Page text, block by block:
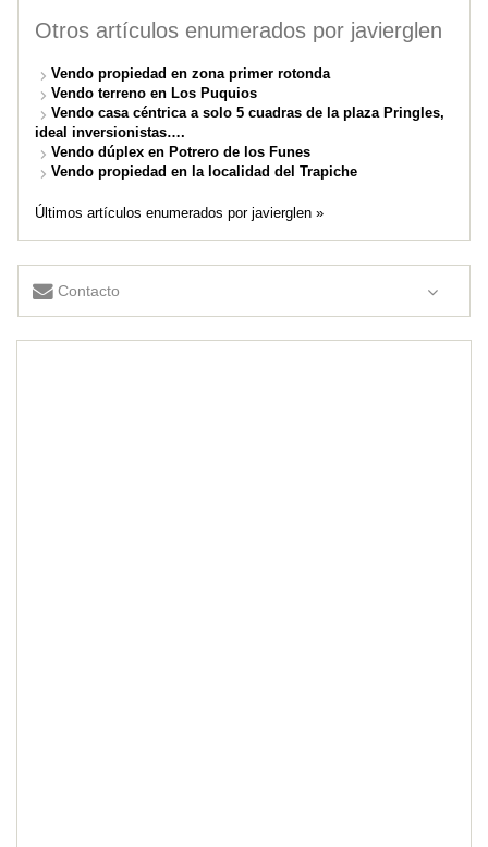
Otros artículos enumerados por javierglen
Vendo propiedad en zona primer rotonda
Vendo terreno en Los Puquios
Vendo casa céntrica a solo 5 cuadras de la plaza Pringles,
ideal inversionistas….
Vendo dúplex en Potrero de los Funes
Vendo propiedad en la localidad del Trapiche
Últimos artículos enumerados por javierglen »
Contacto